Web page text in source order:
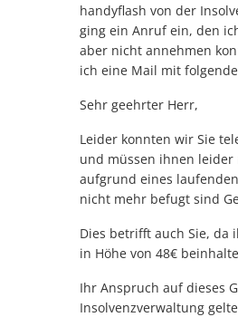
handyflash von der
ging ein Anruf ein, den
aber nicht annehmen
ich eine Mail mit
Sehr geehrter Herr,
Leider konnten wir Sie
und müssen ihnen
aufgrund eines
nicht mehr befugt sind
Dies betrifft auch Sie, da
in Höhe von 48€
Ihr Anspruch auf dieses
Insolvenzverwaltung